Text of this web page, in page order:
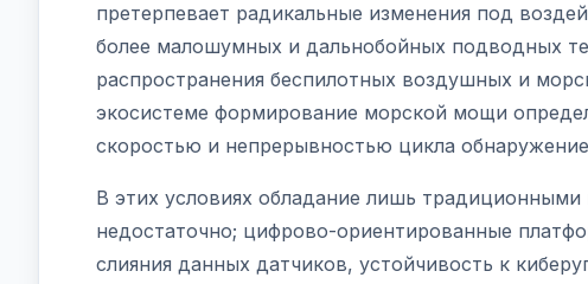
претерпевает радикальные изменения под
более малошумных и дальнобойных подводных
распространения беспилотных воздушных и
экосистеме формирование морской мощи
скоростью и непрерывностью цикла
В этих условиях обладание лишь
недостаточно; цифрово-ориентированные
слияния данных датчиков, устойчивость к